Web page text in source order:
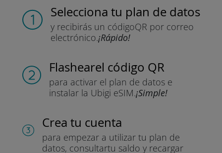
Selecciona tu plan de datos
y recibirás un códigoQR por correo
electrónico.¡Rápido!
Flashearel código QR
para activar el plan de datos e
instalar la Ubigi eSIM.¡Simple!
Crea tu cuenta
para empezar a utilizar tu plan de
datos, consultartu saldo y recargar